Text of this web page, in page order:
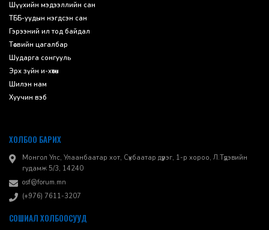
Шүүхийн мэдээллийн сан
ТББ-уудын нэгдсэн сан
Гэрээний ил тод байдал
Төсвийн цагалбар
Шударга сонгууль
Эрх зүйн и-хөтөч
Шилэн нам
Хуучин вэб
ХОЛБОО БАРИХ
Монгол Улс, Улаанбаатар хот, Сүхбаатар дүүрэг, 1-р хороо, ​Л.Түдэвийн
гудамж 5/3, 14240
osf@forum.mn
(+976) 7611-3207
СОШИАЛ ХОЛБООСУУД